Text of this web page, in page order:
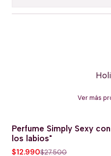
Ver más
-53% OFERTA HOT
Perfume Simply Sexy
los labios"
$12.990$27.500